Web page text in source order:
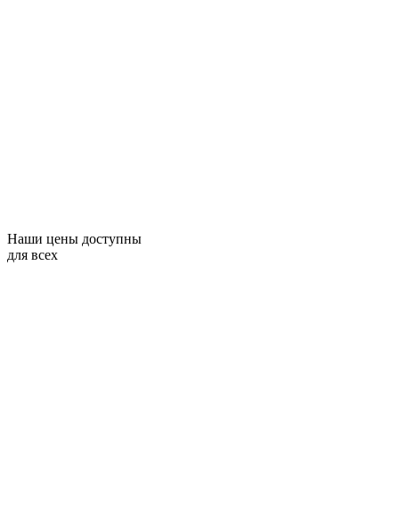
Наши цены доступны
для всех